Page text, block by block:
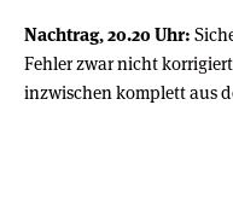
Nachtrag, 20.20 Uhr:
Fehler zwar nicht
inzwischen komplett aus